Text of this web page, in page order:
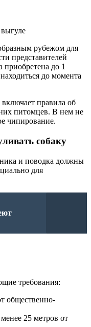
рубежом для
представителей
до 1
до момента
правила об
питомцев. В нем не
чипирование.
собаку
и поводка должны
для
требования:
общественно-
25 метров от